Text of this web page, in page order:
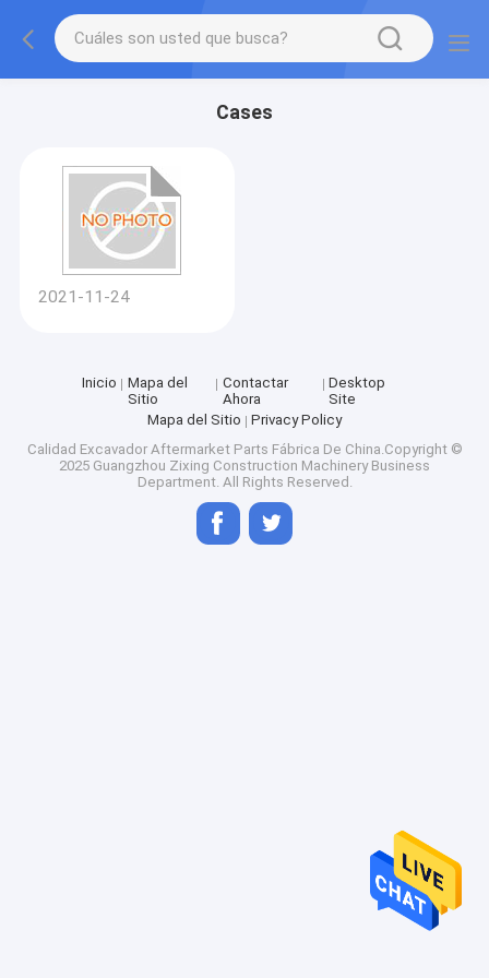
Cases
2021-11-24
Inicio
Mapa del
Sitio
Contactar
Ahora
Desktop
Site
Mapa del Sitio
Privacy Policy
Calidad Excavador Aftermarket Parts Fábrica De China.Copyright ©
2025 Guangzhou Zixing Construction Machinery Business
Department. All Rights Reserved.